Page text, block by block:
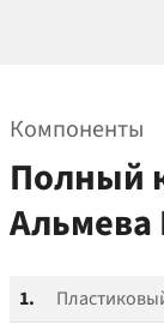
Компоненты
Полный
Альмева
1.